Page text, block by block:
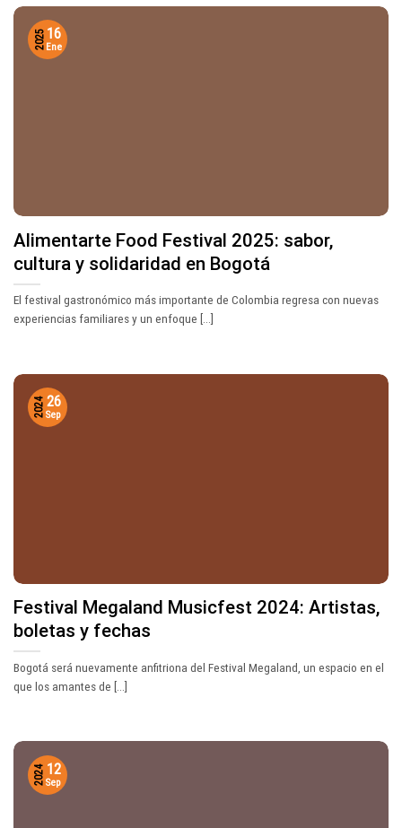
Alimentarte Food Festival 2025: sabor,
cultura y solidaridad en Bogotá
El festival gastronómico más importante de Colombia regresa con nuevas
experiencias familiares y un enfoque [...]
16
Ene
2025
Festival Megaland Musicfest 2024: Artistas,
boletas y fechas
Bogotá será nuevamente anfitriona del Festival Megaland, un espacio en el
que los amantes de [...]
26
Sep
2024
12
Sep
2024